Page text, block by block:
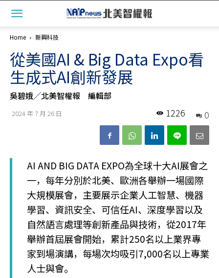
Home 新興科技
從美國AI & Big Data Expo看
生成式AI創新發展
吳碧娥╱北美智權報 編輯部
2024 年 7 月 26 日 0
1226
AI AND BIG DATA EXPO為全球十大AI展會之
一，每年分別於北美、歐洲各舉辦一場國際
大規模展會，主要展示企業人工智慧、機器
學習、資訊安全、可信任AI、深度學習以及
自然語言處理等創新產品與技術，從2017年
舉辦首屆展會開始，累計250名以上業界專
家到場演講，每場次均吸引7,000名以上專業
人士與會。